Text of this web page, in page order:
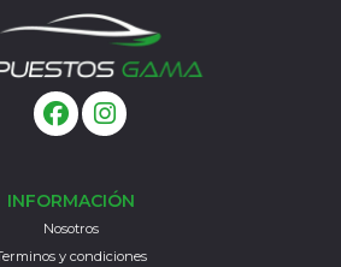
INFORMACIÓN
Nosotros
y condiciones